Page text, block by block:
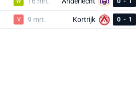
V 9 mrt. Kortrijk 0 - 1